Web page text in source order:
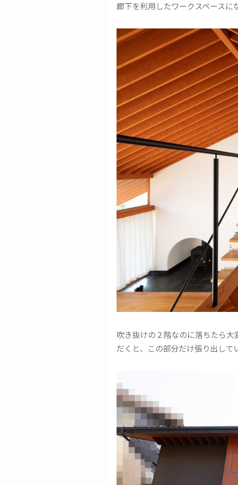
廊下を利用したワークスペースに
吹き抜けの２階なのに落ちたら
だくと、この部分だけ張り出し